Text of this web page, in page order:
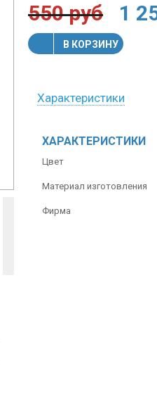
550 руб 1
В КОРЗИНУ
Характеристики
ХАРАКТЕРИСТИКИ
Цвет
Материал изготовления
Фирма